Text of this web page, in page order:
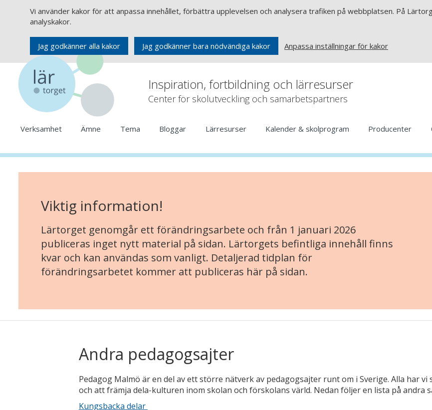
Vi använder kakor för att anpassa innehållet, förbättra upplevelsen och analysera trafiken på webbplatsen. På
analyskakor.
Jag godkänner alla kakor Jag godkänner bara nödvändiga kakor Anpassa inställningar för kakor
Inspiration, fortbildning och lärresurser
Center för skolutveckling och samarbetspartners
Verksamhet Ämne Tema Bloggar Lärresurser Kalender & skolprogram Producenter
Viktig information!
Lärtorget genomgår ett förändringsarbete och från 1 januari 2026
publiceras inget nytt material på sidan. Lärtorgets befintliga innehåll finns
kvar och kan användas som vanligt. Detaljerad tidplan för
förändringsarbetet kommer att publiceras här på sidan.
Andra pedagogsajter
Pedagog Malmö är en del av ett större nätverk av pedagogsajter runt om i Sverige. Alla har
och att främja dela-kulturen inom skolan och förskolans värld. Nedan följer en lista på andra
Kungsbacka delar